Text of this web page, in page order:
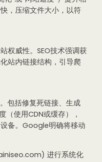
，压缩文件大小，以符
权威性。SEO技术强调获
站内链接结构，引导爬
包括修复死链接、生成
（使用CDN或缓存），
备。Google明确将移动
进行系统化